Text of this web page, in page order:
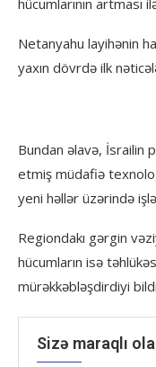
hücumlarının artması
Netanyahu layihənin
yaxın dövrdə ilk
Bundan əlavə, İsrailin
etmiş müdafiə
yeni həllər üzərində
Regiondakı gərgin
hücumların isə
mürəkkəbləşdirdiyi
Sizə maraqlı